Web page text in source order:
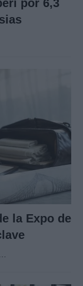
por 6,3
la Expo de